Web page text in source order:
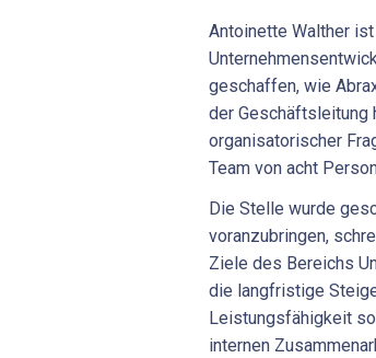
Antoinette Walther
geschaffen, wie
der Geschäftsleitung
organisatorischer
Team von acht
Die Stelle wurde
voranzubringen,
Ziele des Bereichs
die langfristige
Leistungsfähigkeit
internen